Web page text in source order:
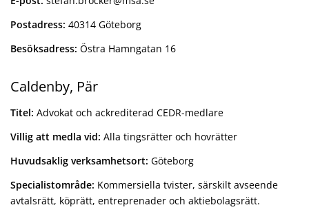
Postadress: 40314 Göteborg
Besöksadress: Östra Hamngatan 16
Caldenby, Pär
Titel: Advokat och ackrediterad CEDR-medlare
Villig att medla vid: Alla tingsrätter och hovrätter
Huvudsaklig verksamhetsort: Göteborg
Specialistområde: Kommersiella tvister, särskilt avseende
avtalsrätt, köprätt, entreprenader och aktiebolagsrätt.